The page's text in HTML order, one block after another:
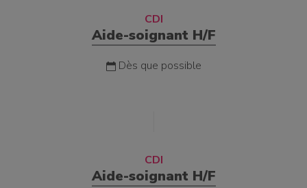
CDI
Aide-soignant H/F
Dès que possible
CDI
Aide-soignant H/F